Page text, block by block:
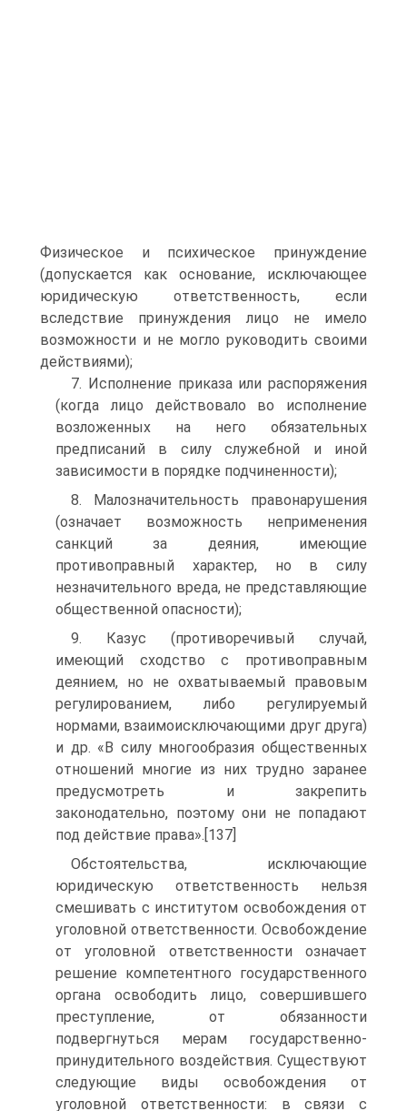
Физическое и психическое принуждение
(допускается как основание, исключающее
юридическую ответственность, если
вследствие принуждения лицо не имело
возможности и не могло руководить своими
действиями);
7. Исполнение приказа или распоряжения
(когда лицо действовало во исполнение
возложенных на него обязательных
предписаний в силу служебной и иной
зависимости в порядке подчиненности);
8. Малозначительность правонарушения
(означает возможность неприменения
санкций за деяния, имеющие
противоправный характер, но в силу
незначительного вреда, не представляющие
общественной опасности);
9. Казус (противоречивый случай,
имеющий сходство с противоправным
деянием, но не охватываемый правовым
регулированием, либо регулируемый
нормами, взаимоисключающими друг друга)
и др. «В силу многообразия общественных
отношений многие из них трудно заранее
предусмотреть и закрепить
законодательно, поэтому они не попадают
под действие права».[137]
Обстоятельства, исключающие
юридическую ответственность нельзя
смешивать с институтом освобождения от
уголовной ответственности. Освобождение
от уголовной ответственности означает
решение компетентного государственного
органа освободить лицо, совершившего
преступление, от обязанности
подвергнуться мерам государственно-
принудительного воздействия. Существуют
следующие виды освобождения от
уголовной ответственности: в связи с